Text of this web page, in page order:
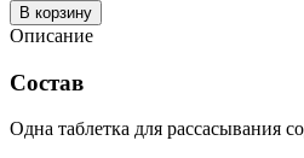
В корзину
Описание
Состав
Одна таблетка для рассасывания